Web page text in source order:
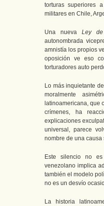
torturas superiores
militares en Chile,
Una nueva Ley de
autonombrada
amnistía los propios
oposición ve eso
torturadores auto
Lo más inquietante
moralmente
latinoamericana, que
crímenes, ha
explicaciones
universal, parece
nombre de una
Este silencio no es
venezolano implica
también el modelo
no es un desvío
La historia